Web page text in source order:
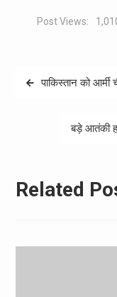
Post Views:
Postपाकिस्तान को आर्मी
बड़े आतंकी
Related